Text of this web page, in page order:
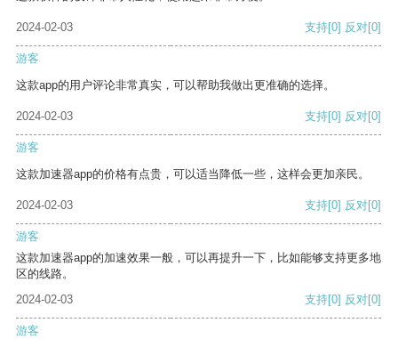
2024-02-03 支持[0] 反对[0]
游客
这款app的用户评论非常真实，可以帮助我做出更准确的选择。
2024-02-03 支持[0] 反对[0]
游客
这款加速器app的价格有点贵，可以适当降低一些，这样会更加亲民。
2024-02-03 支持[0] 反对[0]
游客
这款加速器app的加速效果一般，可以再提升一下，比如能够支持更多地
区的线路。
2024-02-03
支持[0] 反对[0]
游客